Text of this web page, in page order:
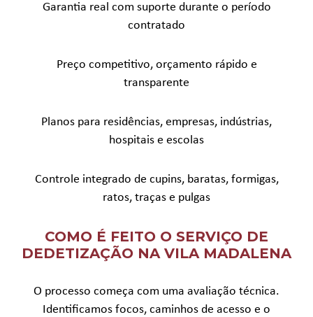
Garantia real com suporte durante o período
contratado
Preço competitivo, orçamento rápido e
transparente
Planos para residências, empresas, indústrias,
hospitais e escolas
Controle integrado de cupins, baratas, formigas,
ratos, traças e pulgas
COMO É FEITO O SERVIÇO DE
DEDETIZAÇÃO NA VILA MADALENA
O processo começa com uma avaliação técnica.
Identificamos focos, caminhos de acesso e o